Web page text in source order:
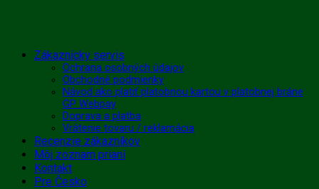
Skip
Zákaznícky servis
Ochrana osobných údajov
Obchodné podmienky
Návod ako platiť platobnou kartou v platobnej bráne
GP Webpay
Doprava a platba
Vrátenie tovaru / reklamácia
Recenzie zákazníkov
Môj zoznam prianí
Kontakt
Pre Česko